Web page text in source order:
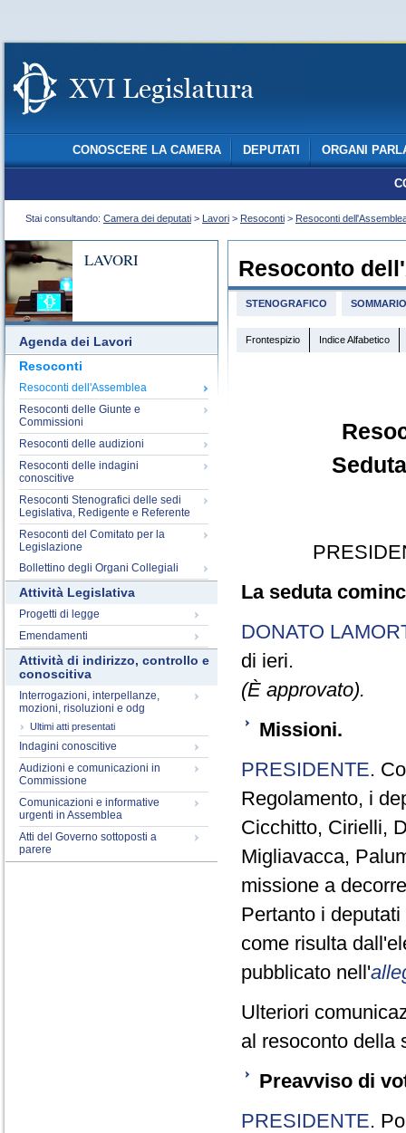
CONOSCERE LA CAMERA DEPUTATI ORGANI
Stai consultando: Camera dei deputati > Lavori > Resoconti > Resoconti
LAVORI
Agenda dei Lavori
Resoconti
Resoconti dell'Assemblea
Resoconti delle Giunte e
Commissioni
Resoconti delle audizioni
Resoconti delle indagini
conoscitive
Resoconti Stenografici delle sedi
Legislativa, Redigente e Referente
Resoconti del Comitato per la
Legislazione
Bollettino degli Organi Collegiali
Attività Legislativa
Progetti di legge
Emendamenti
Attività di indirizzo, controllo e
conoscitiva
Interrogazioni, interpellanze,
mozioni, risoluzioni e odg
Ultimi atti presentati
Indagini conoscitive
Audizioni e comunicazioni in
Commissione
Comunicazioni e informative
urgenti in Assemblea
Atti del Governo sottoposti a
parere
Resoconto
STENOGRAFICO SOMMARIO
Frontespizio Indice Alfabetico
La seduta
DONATO
di ieri.
(È approvato).
Missioni.
PRESIDENTE.
Regolamento, i
Cicchitto, Cirielli,
Migliavacca,
missione a
Pertanto i
come risulta
pubblicato nell'
Ulteriori
al resoconto della
Preavviso di
PRESIDENTE.